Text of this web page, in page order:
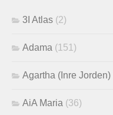
3I Atlas (2)
Adama (151)
Agartha (Inre Jorden)
AiA Maria (36)